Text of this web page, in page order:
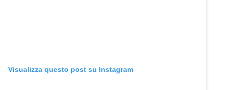
Visualizza questo post su Instagram